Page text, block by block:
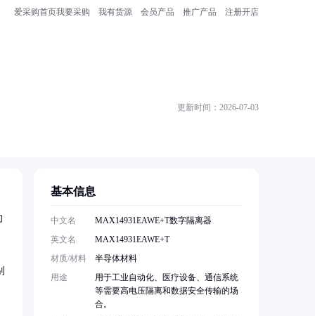
爱采购首页我要采购 我有货源 会员产品 推广产品 注册开店
更新时间：2026-07-03
基本信息
中文名
MAX14931EAWE+T数字隔离器
英文名
MAX14931EAWE+T
材质/材料
半导体材料
用途
用于工业自动化、医疗设备、通信系统
等需要高电压隔离和数据安全传输的场
合。